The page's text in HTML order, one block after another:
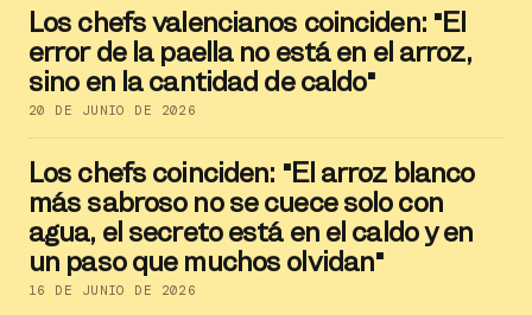
Los chefs valencianos coinciden: "El
error de la paella no está en el arroz,
sino en la cantidad de caldo"
20 DE JUNIO DE 2026
Los chefs coinciden: "El arroz blanco
más sabroso no se cuece solo con
agua, el secreto está en el caldo y en
un paso que muchos olvidan"
16 DE JUNIO DE 2026